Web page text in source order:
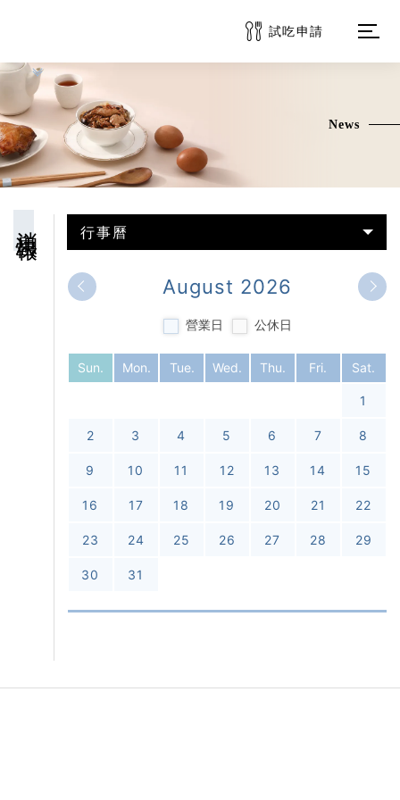
News
消息快報
訂購服務
客戶專區
試吃申請
行事曆
營業日 公休日
August 2026
Sun. Mon. Tue. Wed. Thu. Fri. Sat.
1
2 3 4 5 6 7 8
9 10 11 12 13 14 15
16 17 18 19 20 21 22
23 24 25 26 27 28 29
30 31